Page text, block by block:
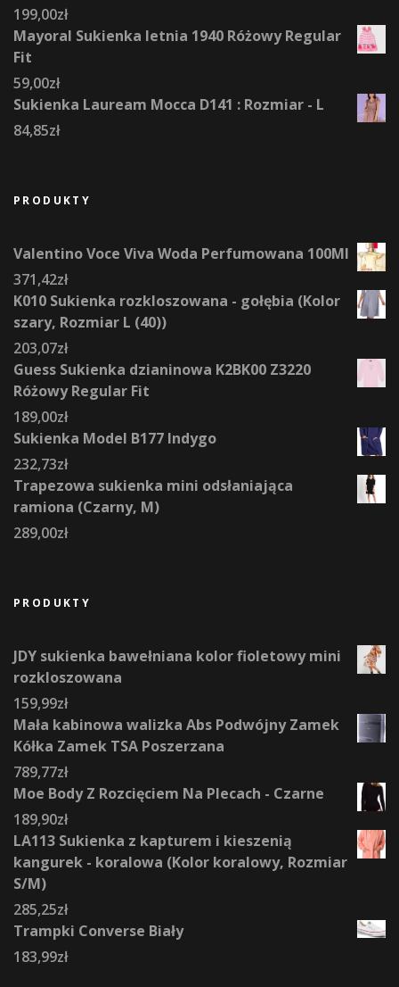
199,00zł
Mayoral Sukienka letnia 1940 Różowy Regular
Fit
59,00zł
Sukienka Lauream Mocca D141 : Rozmiar - L
84,85zł
PRODUKTY
Valentino Voce Viva Woda Perfumowana 100Ml
371,42zł
K010 Sukienka rozkloszowana - gołębia (Kolor
szary, Rozmiar L (40))
203,07zł
Guess Sukienka dzianinowa K2BK00 Z3220
Różowy Regular Fit
189,00zł
Sukienka Model B177 Indygo
232,73zł
Trapezowa sukienka mini odsłaniająca
ramiona (Czarny, M)
289,00zł
PRODUKTY
JDY sukienka bawełniana kolor fioletowy mini
rozkloszowana
159,99zł
Mała kabinowa walizka Abs Podwójny Zamek
Kółka Zamek TSA Poszerzana
789,77zł
Moe Body Z Rozcięciem Na Plecach - Czarne
189,90zł
LA113 Sukienka z kapturem i kieszenią
kangurek - koralowa (Kolor koralowy, Rozmiar
S/M)
285,25zł
Trampki Converse Biały
183,99zł